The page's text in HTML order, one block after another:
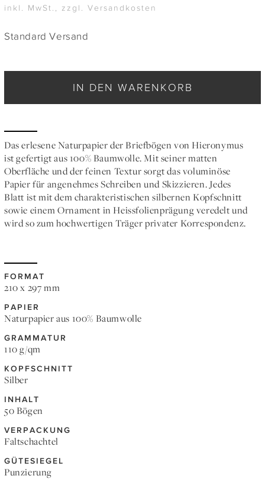
inkl. MwSt., zzgl. Versandkosten
Standard Versand
IN DEN WARENKORB
Das erlesene Naturpapier der Briefbögen von Hieronymus
ist gefertigt aus 100% Baumwolle. Mit seiner matten
Oberfläche und der feinen Textur sorgt das voluminöse
Papier für angenehmes Schreiben und Skizzieren. Jedes
Blatt ist mit dem charakteristischen silbernen Kopfschnitt
sowie einem Ornament in Heissfolienprägung veredelt und
wird so zum hochwertigen Träger privater Korrespondenz.
FORMAT
210 x 297 mm
PAPIER
Naturpapier aus 100% Baumwolle
GRAMMATUR
110 g/qm
KOPFSCHNITT
Silber
INHALT
50 Bögen
VERPACKUNG
Faltschachtel
GÜTESIEGEL
Punzierung